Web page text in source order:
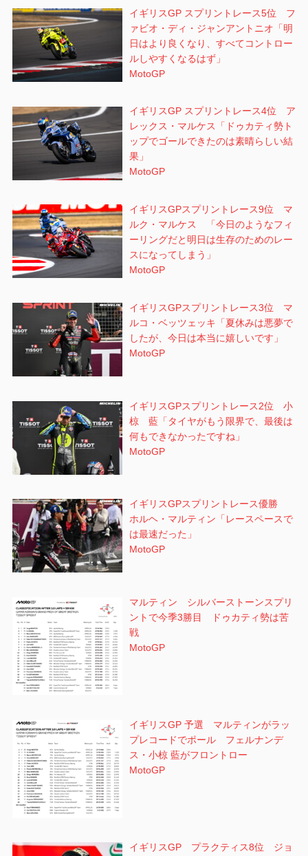
イギリスGP スプリントレース5位 フ
ァビオ・ディ・ジャンアントニオ「明
日はより良くなり、すべてコントロー
ルしやすくなるはず」
MotoGP
イギリスGP スプリントレース4位 ア
レックス・マルケス「ドゥカティ勢ト
ップでゴールできたのは素晴らしい結
果」
MotoGP
イギリスGPスプリントレース9位 マ
ルク・マルケス 「今日のようなフィ
ーリングだと明日は生存のためのレー
スになってしまう」
MotoGP
イギリスGPスプリントレース3位 マ
ルコ・ベッツェッキ「夏休みは悪夢で
したが、今日は本当に嬉しいです」
MotoGP
イギリスGPスプリントレース2位 小
椋 藍「タイヤがもう限界で、最後は
何もできなかったですね」
MotoGP
イギリスGPスプリントレース優勝
ホルヘ・マルティン「レースペースで
は最速だった」
MotoGP
マルティン シルバーストーンスプリ
ントで今季3勝目 ドゥカティ勢は苦
戦
MotoGP
イギリスGP 予選 マルティンがラッ
プレコードでポール フェルナンデ
ス・小椋 藍がフロントロー
MotoGP
イギリスGP プラクティス8位 ジョ